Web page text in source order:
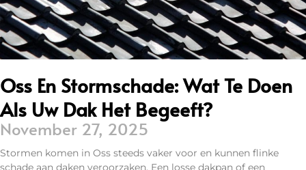
Oss En Stormschade: Wat Te Doen
Als Uw Dak Het Begeeft?
November 27, 2025
Stormen komen in Oss steeds vaker voor en kunnen flinke
schade aan daken veroorzaken. Een losse dakpan of een